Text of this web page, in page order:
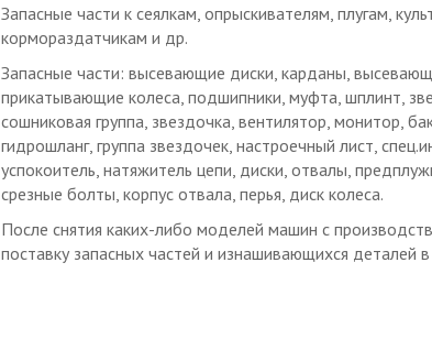
Запасные части к сеялкам, опрыскивателям, плугам,
кормораздатчикам и др.
Запасные части: высевающие диски, карданы,
прикатывающие колеса, подшипники, муфта, шплинт,
сошниковая группа, звездочка, вентилятор, монитор,
гидрошланг, группа звездочек, настроечный лист,
успокоитель, натяжитель цепи, диски, отвалы,
срезные болты, корпус отвала, перья, диск колеса.
После снятия каких-либо моделей машин с
поставку запасных частей и изнашивающихся деталей